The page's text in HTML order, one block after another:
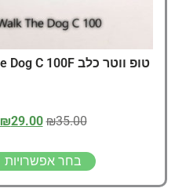
טופ ווטר כלב FA Walk The Dog C 100F
₪35.00
₪29.00
בחר אפשרויות